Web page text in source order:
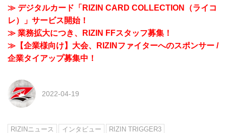
≫ デジタルカード「RIZIN CARD COLLECTION（ライコ
レ）」サービス開始！
≫ 業務拡大につき、RIZIN FFスタッフ募集！
≫【企業様向け】大会、RIZINファイターへのスポンサー /
企業タイアップ募集中！
2022-04-19
RIZINニュース インタビュー
RIZIN TRIGGER3